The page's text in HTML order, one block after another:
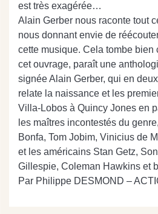
est très exagérée…
Alain Gerber nous raconte tout
nous donnant envie de
cette musique. Cela tombe bien
cet ouvrage, paraît une
signée Alain Gerber, qui en
relate la naissance et les
Villa-Lobos à Quincy Jones en
les maîtres incontestés du
Bonfa, Tom Jobim, Vinicius de
et les américains Stan Getz,
Gillespie, Coleman Hawkins et
Par Philippe DESMOND –